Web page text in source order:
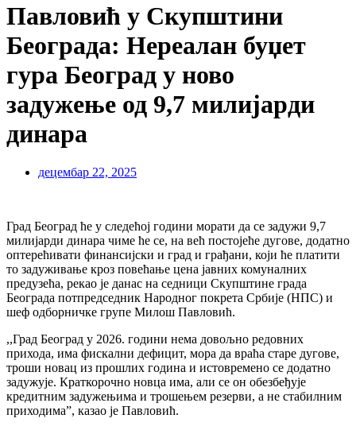
Павловић у Скупштини
Београда: Нереалан буџет
гура Београд у ново
задужење од 9,7 милијарди
динара
децембар 22, 2025
Град Београд ће у следећој години морати да се задужи 9,7
милијарди динара чиме ће се, на већ постојеће дугове, додатно
оптерећивати финансијски и град и грађани, који ће платити
то задуживање кроз повећање цена јавних комуналних
предузећа, рекао је данас на седници Скупштине града
Београда потпредседник Народног покрета Србије (НПС) и
шеф одборничке групе Милош Павловић.
,,Град Београд у 2026. години нема довољно редовних
прихода, има фискални дефицит, мора да враћа старе дугове,
троши новац из прошлих година и истовремено се додатно
задужује. Краткорочно новца има, али се он обезбеђује
кредитним задужењима и трошењем резерви, а не стабилним
приходима”, казао је Павловић.